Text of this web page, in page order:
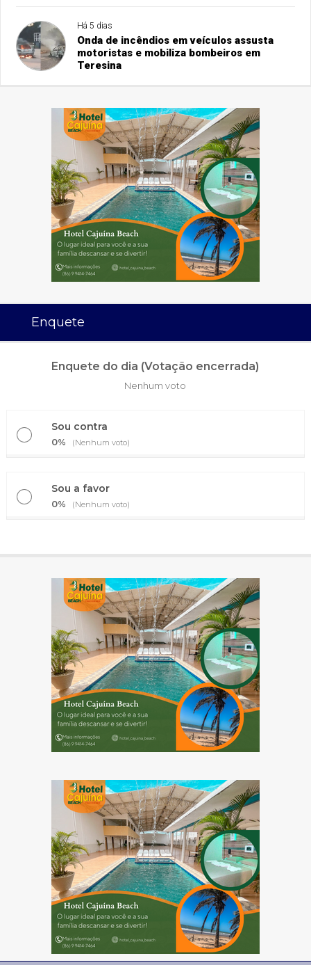
Há 5 dias
Onda de incêndios em veículos assusta
motoristas e mobiliza bombeiros em
Teresina
Enquete
Enquete do dia (Votação encerrada)
Nenhum voto
Sou contra
0% (Nenhum voto)
Sou a favor
0% (Nenhum voto)